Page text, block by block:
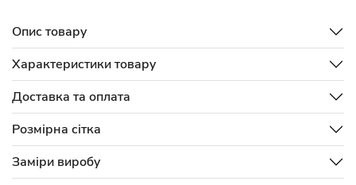
Опис товару
Характеристики товару
Доставка та оплата
Розмірна сітка
Заміри виробу